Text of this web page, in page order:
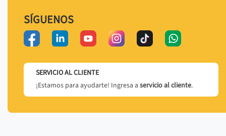
SÍGUENOS
SERVICIO AL CLIENTE
¡Estamos para ayudarte! Ingresa a servicio al cliente.